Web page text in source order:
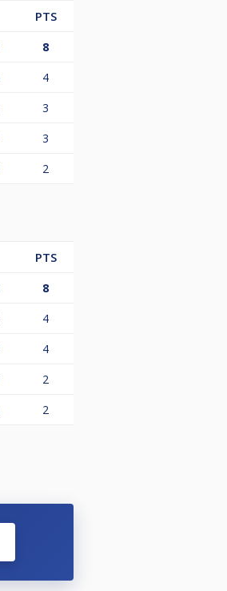
PTS
8
4
3
3
2
PTS
8
4
4
2
2